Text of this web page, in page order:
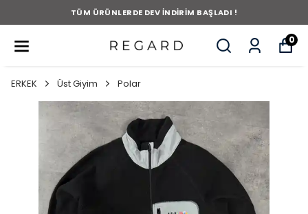
TÜM ÜRÜNLERDE DEV İNDİRİM BAŞLADI !
0
ERKEK Üst Giyim Polar